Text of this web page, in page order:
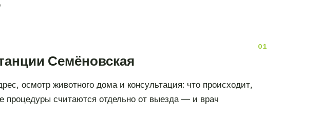
Семёновская
осмотр животного дома и консультация: что происходит,
процедуры считаются отдельно от выезда — и врач